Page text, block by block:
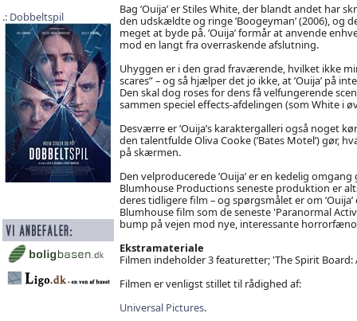
Dobbeltspil
Bag ’Ouija’ er Stiles White, der blandt andet har
den udskældte og ringe ’Boogeyman’ (2006), og
meget at byde på. ’Ouija’ formår at anvende
mod en langt fra overraskende afslutning.
Uhyggen er i den grad fraværende, hvilket ikke
scares” – og så hjælper det jo ikke, at ’Ouija’ på
Den skal dog roses for dens få velfungerende
sammen speciel effects-afdelingen (som White i
Desværre er ’Ouija’s karaktergalleri også noget
den talentfulde Oliva Cooke (’Bates Motel’) gør,
på skærmen.
Den velproducerede ’Ouija’ er en kedelig
Blumhouse Productions seneste produktion er
deres tidligere film – og spørgsmålet er om
Blumhouse film som de seneste 'Paranormal
bump på vejen mod nye, interessante
Ekstramateriale
Filmen indeholder 3 featuretter; 'The Spirit
Filmen er venligst stillet til rådighed af:
Universal Pictures.